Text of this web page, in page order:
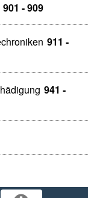
901 - 909
911 -
941 -